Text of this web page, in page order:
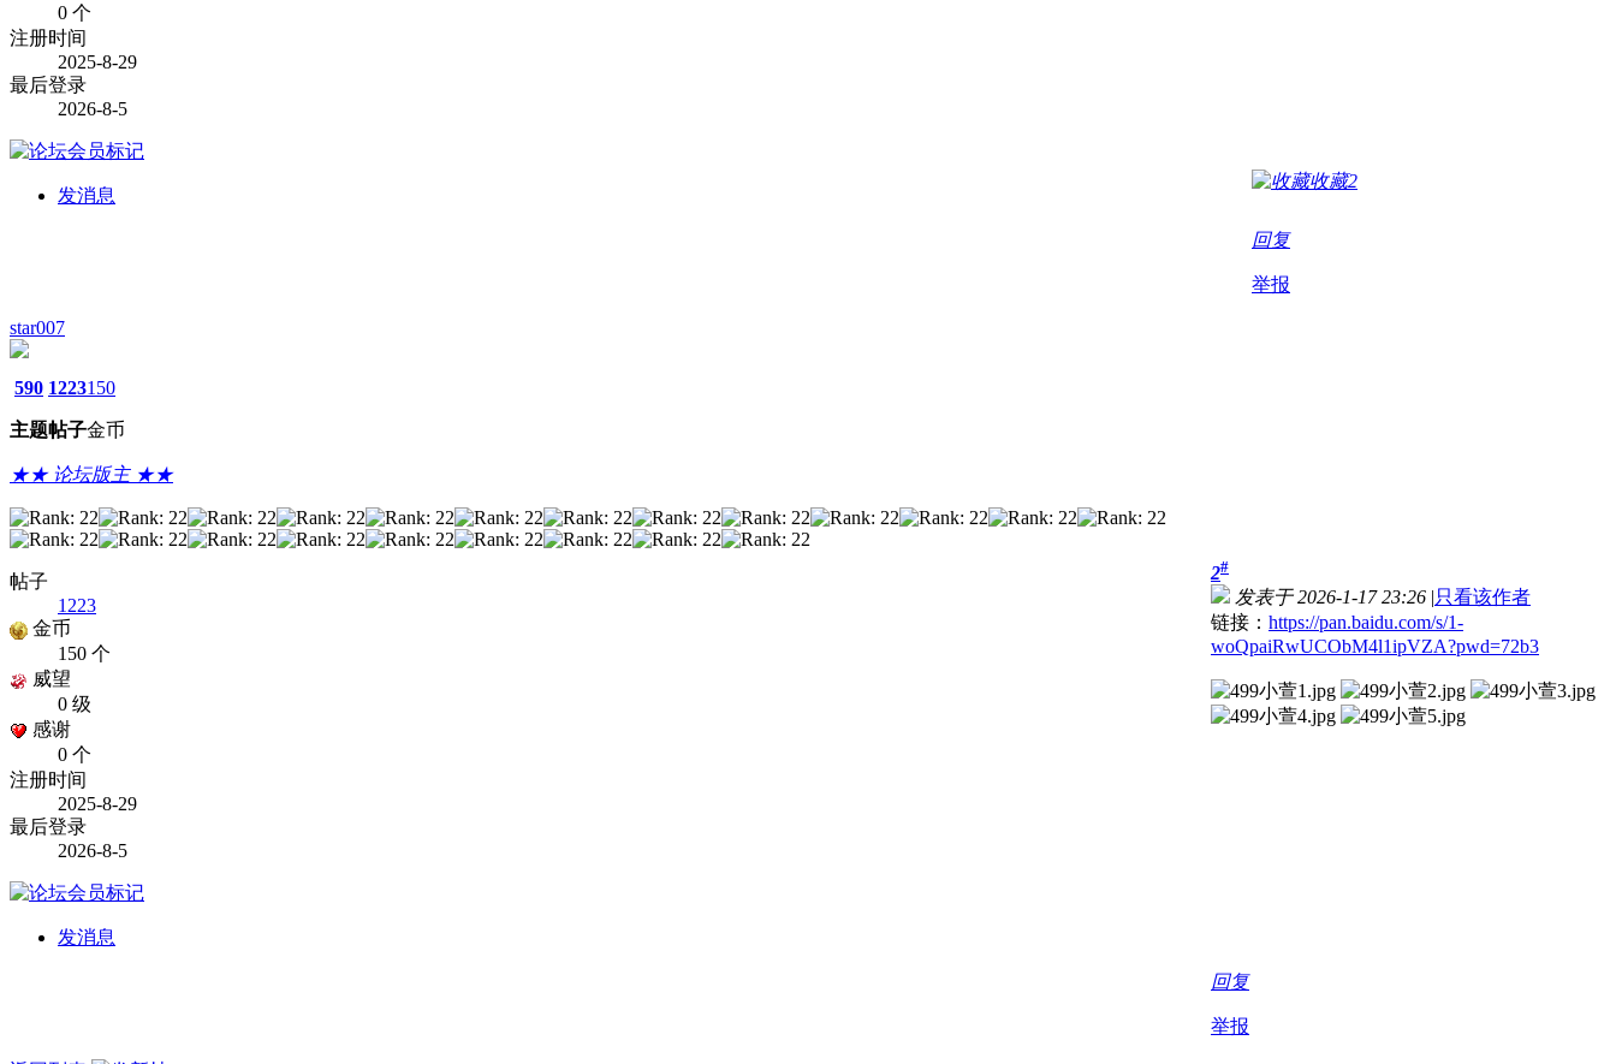
0 个
注册时间
2025-8-29
最后登录
2026-8-5
发消息
收藏2
回复
举报
star007
590
主题
1223
帖子
150
金币
★★ 论坛版主 ★★
帖子
1223
金币
150 个
威望
0 级
感谢
0 个
注册时间
2025-8-29
最后登录
2026-8-5
发消息
2#
发表于 2026-1-17 23:26 |只看该作者
链接： https://pan.baidu.com/s/1-
woQpaiRwUCObM4l1ipVZA?pwd=72b3
回复
举报